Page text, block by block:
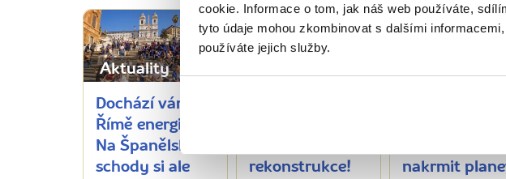
cookie. Informace o tom, jak náš web používáte,
tyto údaje mohou zkombinovat s dalšími
používáte jejich služby.
Aktuality
Dochází vám v
Římě energie?
Na Španělské
schody si ale
rekonstrukce!
nakrmit